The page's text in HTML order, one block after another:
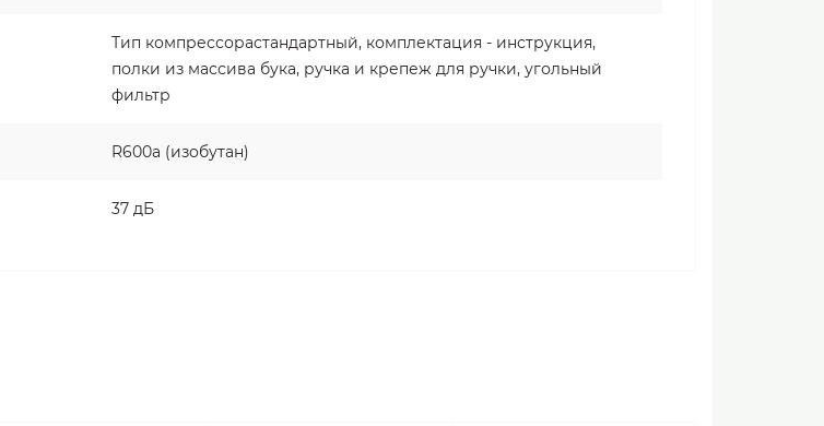
Тип компрессорастандартный, комплектация - инструкция,
полки из массива бука, ручка и крепеж для ручки, угольный
фильтр
R600a (изобутан)
37 дБ